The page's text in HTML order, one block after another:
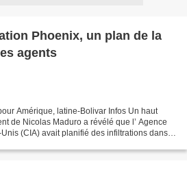
Phoenix, un plan de la
agents
Amérique, latine-Bolivar Infos Un haut
de Nicolas Maduro a révélé que l’ Agence
(CIA) avait planifié des infiltrations dans